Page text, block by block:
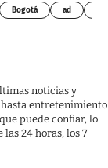
Bogotá ad
noticias y
entretenimiento
puede confiar, lo
24 horas, los 7